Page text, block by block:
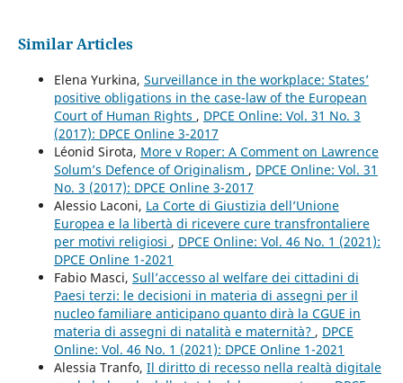
Similar Articles
Elena Yurkina, Surveillance in the workplace: States’
positive obligations in the case-law of the European
Court of Human Rights , DPCE Online: Vol. 31 No. 3
(2017): DPCE Online 3-2017
Léonid Sirota, More v Roper: A Comment on Lawrence
Solum’s Defence of Originalism , DPCE Online: Vol. 31
No. 3 (2017): DPCE Online 3-2017
Alessio Laconi, La Corte di Giustizia dell’Unione
Europea e la libertà di ricevere cure transfrontaliere
per motivi religiosi , DPCE Online: Vol. 46 No. 1 (2021):
DPCE Online 1-2021
Fabio Masci, Sull’accesso al welfare dei cittadini di
Paesi terzi: le decisioni in materia di assegni per il
nucleo familiare anticipano quanto dirà la CGUE in
materia di assegni di natalità e maternità? , DPCE
Online: Vol. 46 No. 1 (2021): DPCE Online 1-2021
Alessia Tranfo, Il diritto di recesso nella realtà digitale